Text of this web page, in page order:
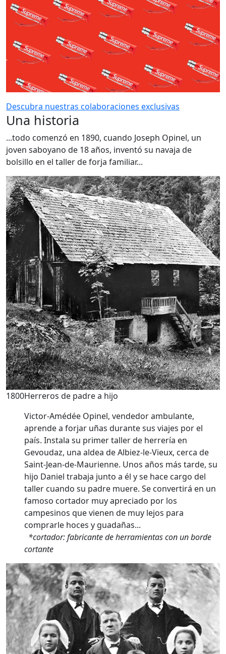
Descubra nuestras colaboraciones exclusivas
Una historia
...todo comenzó en 1890, cuando Joseph Opinel, un
joven saboyano de 18 años, inventó su navaja de
bolsillo en el taller de forja familiar...
1800Herreros de padre a hijo
Victor-Amédée Opinel, vendedor ambulante,
aprende a forjar uñas durante sus viajes por el
país. Instala su primer taller de herrería en
Gevoudaz, una aldea de Albiez-le-Vieux, cerca de
Saint-Jean-de-Maurienne. Unos años más tarde, su
hijo Daniel trabaja junto a él y se hace cargo del
taller cuando su padre muere. Se convertirá en un
famoso cortador muy apreciado por los
campesinos que vienen de muy lejos para
comprarle hoces y guadañas...
*cortador: fabricante de herramientas con un borde
cortante